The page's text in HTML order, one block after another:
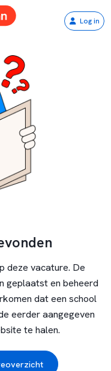
Log in
deze vacature. De
geplaatst en beheerd
dat een school
eerder aangegeven
te halen.